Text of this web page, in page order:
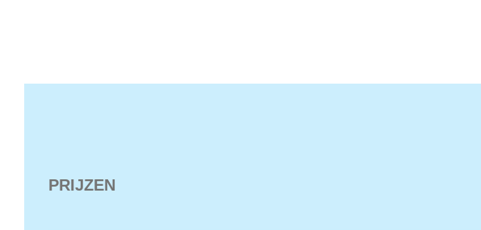
PRIJZEN